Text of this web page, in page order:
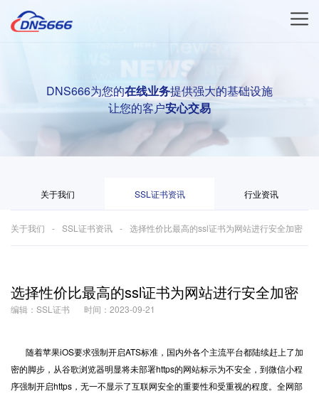
DNS666为您的在线业务提供强大的基础设施
让您的客户安心交易
关于我们 SSL证书资讯 行业资讯
关于我们 SSL证书资讯 选择性价比最高的ssl证书为网站进行安全加密
选择性价比最高的ssl证书为网站进行安全加密
编辑：SSL证书 时间：2023-09-21
随着苹果iOS要求强制开启ATS标准，国内外各个主流平台都陆续赶上了加
密的脚步，从谷歌浏览器明显将未部署https的网站标示为不安全，到微信小程
序强制开启https，无一不显示了互联网安全的重要性和受重视的程度。全网部